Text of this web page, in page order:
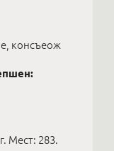
консъеож
Мест: 283.